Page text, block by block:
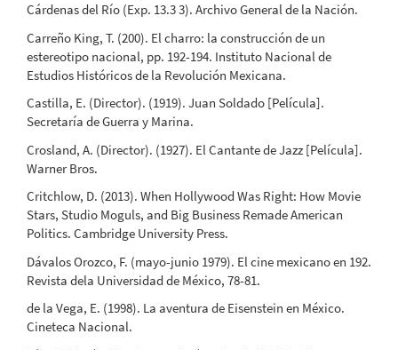
Cárdenas del Río (Exp. 13.3 3). Archivo General de la Nación.
Carreño King, T. (200). El charro: la construcción de un
estereotipo nacional, pp. 192-194. Instituto Nacional de
Estudios Históricos de la Revolución Mexicana.
Castilla, E. (Director). (1919). Juan Soldado [Película].
Secretaría de Guerra y Marina.
Crosland, A. (Director). (1927). El Cantante de Jazz [Película].
Warner Bros.
Critchlow, D. (2013). When Hollywood Was Right: How Movie
Stars, Studio Moguls, and Big Business Remade American
Politics. Cambridge University Press.
Dávalos Orozco, F. (mayo-junio 1979). El cine mexicano en 192.
Revista dela Universidad de México, 78-81.
de la Vega, E. (1998). La aventura de Eisenstein en México.
Cineteca Nacional.